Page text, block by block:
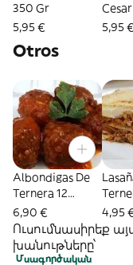
350 Gr
5,95 €
5,95 €
Otros
Albondigas De
Ternera 12
Unidades
6,90 €
4,95
Ուսումնասիրեք
խանութները՝
Մսագործական